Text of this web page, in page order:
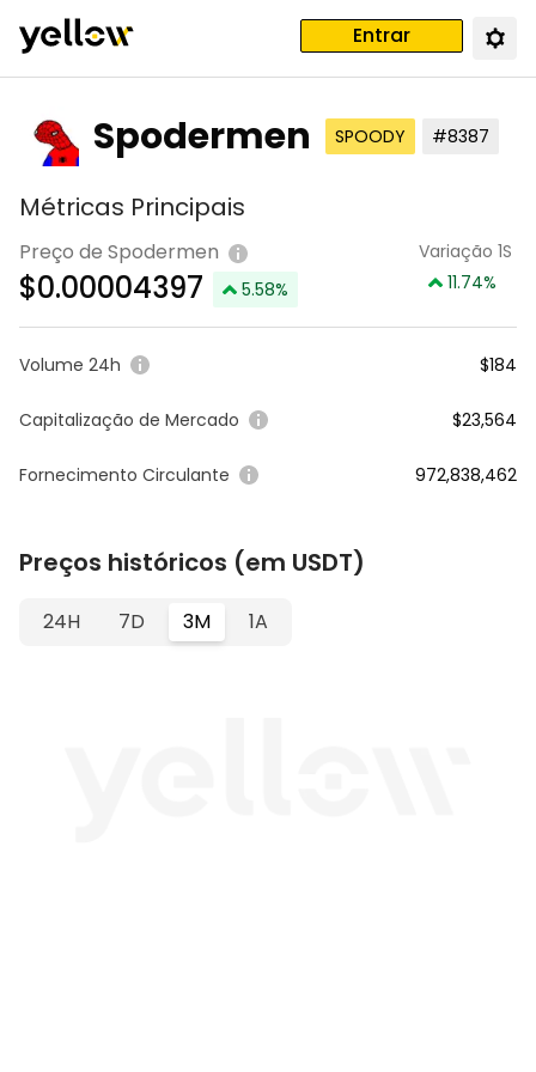
Entrar
Spodermen SPOODY #8387
Métricas Principais
Preço de Spodermen
$0.00004397 5.58%
Variação 1S
11.74%
Volume 24h $184
Capitalização de Mercado $23,564
Fornecimento Circulante 972,838,462
Preços históricos (em USDT)
24H 7D 3M 1A